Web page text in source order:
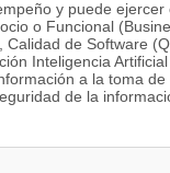
y puede
o Funcional
de Software
Inteligencia
a la toma
de la